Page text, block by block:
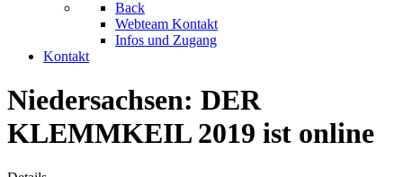
Back
Webteam Kontakt
Infos und Zugang
Kontakt
Niedersachsen: DER
KLEMMKEIL 2019 ist online